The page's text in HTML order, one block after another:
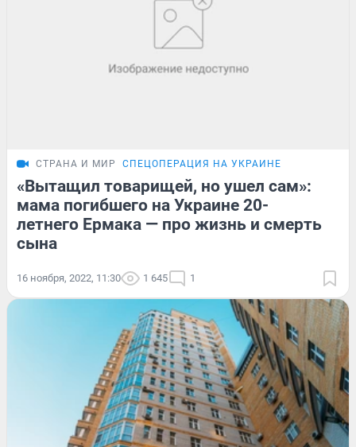
СТРАНА И МИР СПЕЦОПЕРАЦИЯ НА УКРАИНЕ
«Вытащил товарищей, но ушел сам»:
мама погибшего на Украине 20-
летнего Ермака — про жизнь и смерть
сына
16 ноября, 2022, 11:30 1 645 1